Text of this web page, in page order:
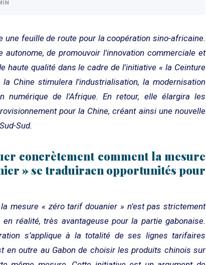
une feuille de route pour la coopération sino-africaine.
autonome, de promouvoir l'innovation commerciale et
haute qualité dans le cadre de l'initiative « la Ceinture
Chine stimulera l'industrialisation, la modernisation
numérique de l'Afrique. En retour, elle élargira les
pour la Chine, créant ainsi une nouvelle
Sud.
concrètement comment la mesure
» se traduiraen opportunités pour
mesure « zéro tarif douanier » n’est pas strictement
réalité, très avantageuse pour la partie gabonaise.
s’applique à la totalité de ses lignes tarifaires
en outre au Gabon de choisir les produits chinois sur